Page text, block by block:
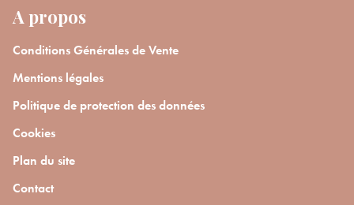
A propos
Conditions Générales de Vente
Mentions légales
Politique de protection des données
Cookies
Plan du site
Contact